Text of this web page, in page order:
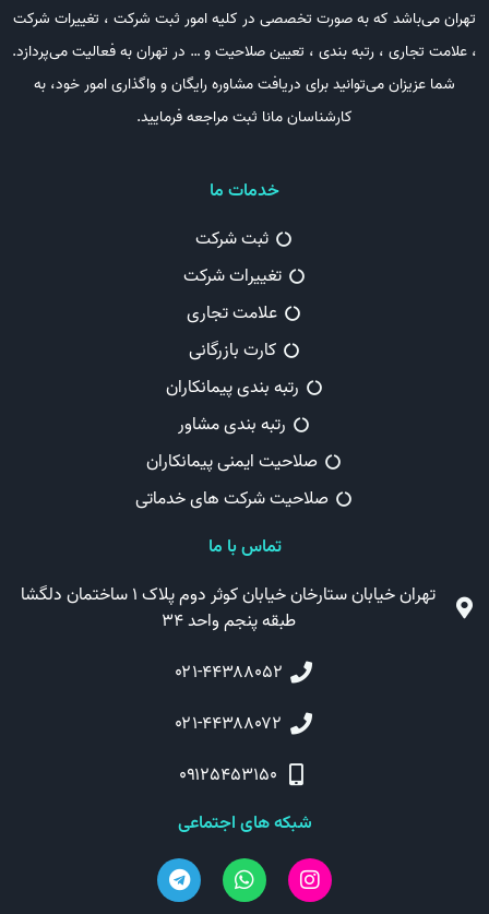
تهران می‌باشد که به صورت تخصصی در کلیه امور ثبت شرکت ، تغییرات شرکت
، علامت تجاری ، رتبه بندی ، تعیین صلاحیت و … در تهران به فعالیت می‌پردازد.
شما عزیزان می‌توانید برای دریافت مشاوره رایگان و واگذاری امور خود، به
کارشناسان مانا ثبت مراجعه فرمایید.
خدمات ما
ثبت شرکت
تغییرات شرکت
علامت تجاری
کارت بازرگانی
رتبه بندی پیمانکاران
رتبه بندی مشاور
صلاحیت ایمنی پیمانکاران
صلاحیت شرکت های خدماتی
تماس با ما
تهران خیابان ستارخان خیابان کوثر دوم پلاک ۱ ساختمان دلگشا
طبقه پنجم واحد ۳۴
۰۲۱-۴۴۳۸۸۰۵۲
۰۲۱-۴۴۳۸۸۰۷۲
۰۹۱۲۵۴۵۳۱۵۰
شبکه های اجتماعی